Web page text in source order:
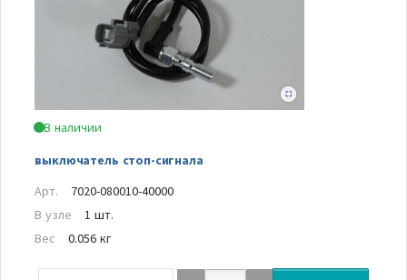
В наличии
выключатель стоп-сигнала
Арт.
7020-080010-40000
В узле
1 шт.
Вес
0.056 кг